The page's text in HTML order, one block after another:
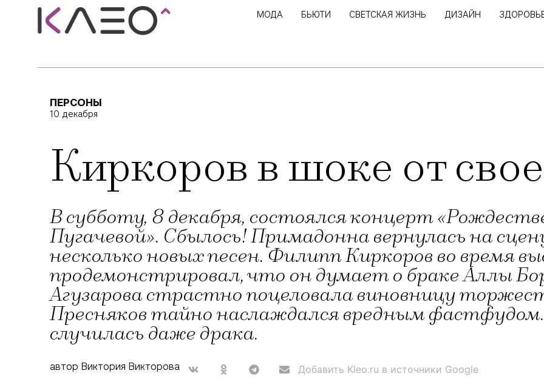
МОДА БЬЮТИ СВЕТСКАЯ ЖИЗНЬ ДИЗАЙН
ПЕРСОНЫ
10 декабря
Киркоров в шоке от
В субботу, 8 декабря, состоялся концерт
Пугачевой». Сбылось! Примадонна вернулась на
несколько новых песен. Филипп Киркоров во время
продемонстрировал, что он думает о браке Аллы
Агузарова страстно поцеловала виновницу
Пресняков тайно наслаждался вредным
случилась даже драка.
автор Виктория Викторова Добавить Kleo.ru в источники Google